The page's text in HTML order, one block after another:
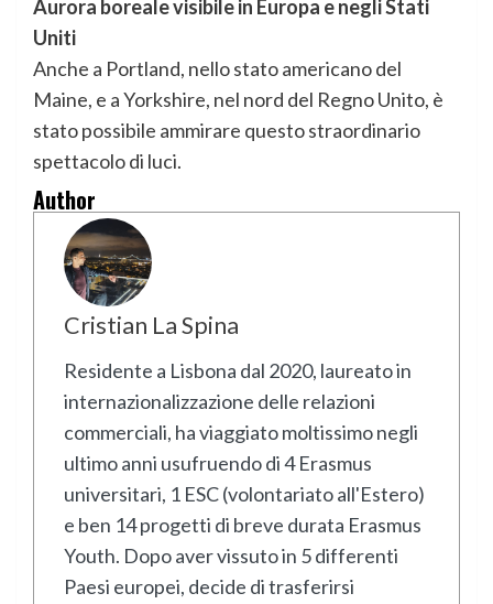
Aurora boreale visibile in Europa e negli Stati
Uniti
Anche a Portland, nello stato americano del
Maine, e a Yorkshire, nel nord del Regno Unito, è
stato possibile ammirare questo straordinario
spettacolo di luci.
Author
Cristian La Spina
Residente a Lisbona dal 2020, laureato in
internazionalizzazione delle relazioni
commerciali, ha viaggiato moltissimo negli
ultimo anni usufruendo di 4 Erasmus
universitari, 1 ESC (volontariato all'Estero)
e ben 14 progetti di breve durata Erasmus
Youth. Dopo aver vissuto in 5 differenti
Paesi europei, decide di trasferirsi